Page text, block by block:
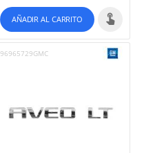
AÑADIR AL CARRITO
96965729GMC